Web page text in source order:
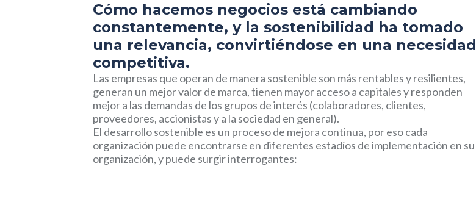
Cómo hacemos negocios está cambiando
constantemente, y la sostenibilidad ha tomado
una relevancia, convirtiéndose en una necesidad
competitiva.
Las empresas que operan de manera sostenible son más rentables y resilientes,
generan un mejor valor de marca, tienen mayor acceso a capitales y responden
mejor a las demandas de los grupos de interés (colaboradores, clientes,
proveedores, accionistas y a la sociedad en general).
El desarrollo sostenible es un proceso de mejora continua, por eso cada
organización puede encontrarse en diferentes estadíos de implementación en su
organización, y puede surgir interrogantes: